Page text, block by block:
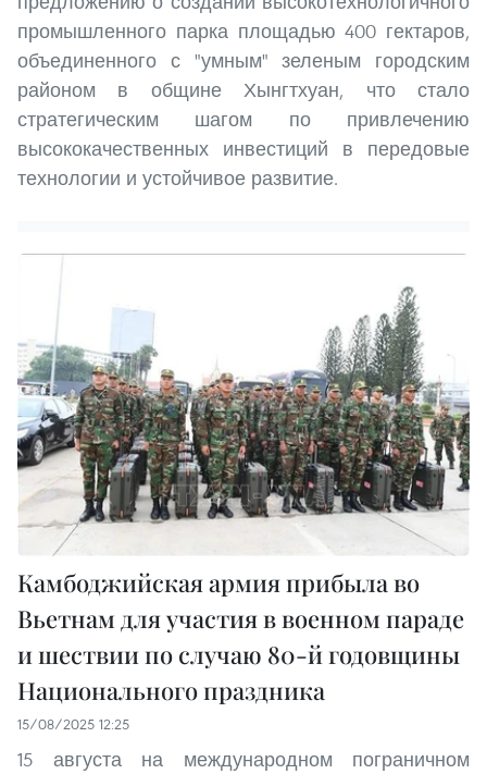
промышленного парка площадью 400 гектаров,
объединенного с "умным" зеленым городским
районом в общине Хынгтхуан, что стало
стратегическим шагом по привлечению
высококачественных инвестиций в передовые
технологии и устойчивое развитие.
Камбоджийская армия прибыла во
Вьетнам для участия в военном параде
и шествии по случаю 80-й годовщины
Национального праздника
15/08/2025 12:25
15 августа на международном пограничном